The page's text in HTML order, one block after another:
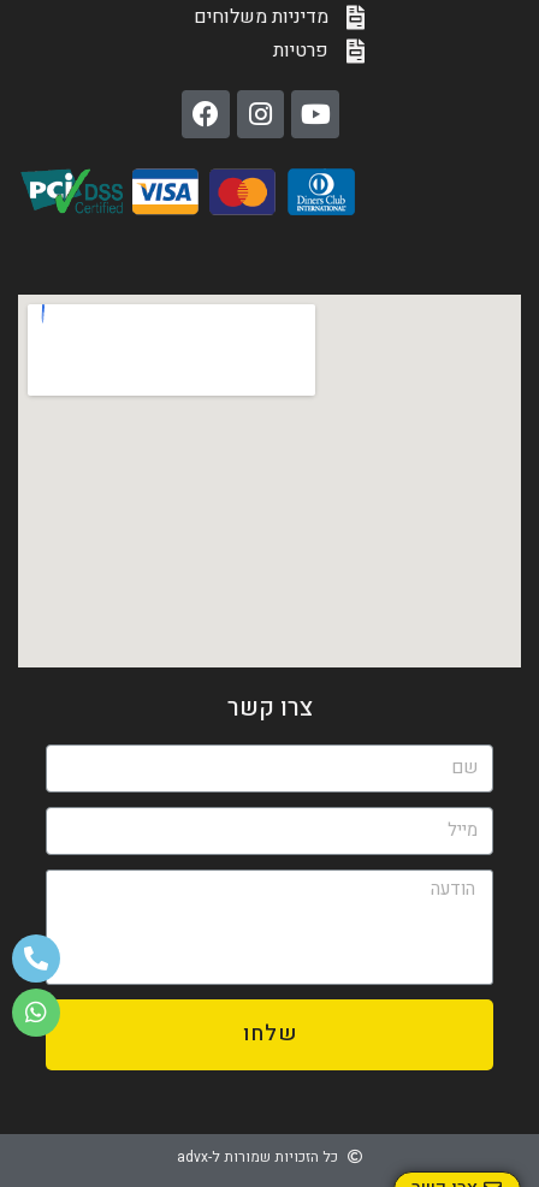
מדיניות משלוחים
פרטיות
צרו קשר
שלחו
כל הזכויות שמורות ל-advx